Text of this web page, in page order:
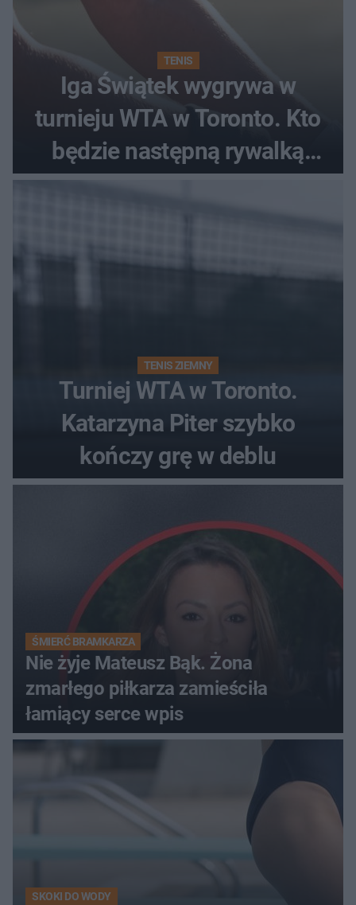
TENIS
Iga Świątek wygrywa w
turnieju WTA w Toronto. Kto
będzie następną rywalką
Polki?
TENIS ZIEMNY
Turniej WTA w Toronto.
Katarzyna Piter szybko
kończy grę w deblu
ŚMIERĆ BRAMKARZA
Nie żyje Mateusz Bąk. Żona
zmarłego piłkarza zamieściła
łamiący serce wpis
SKOKI DO WODY